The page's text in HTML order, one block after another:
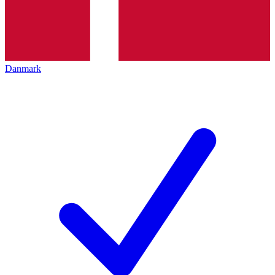
Danmark